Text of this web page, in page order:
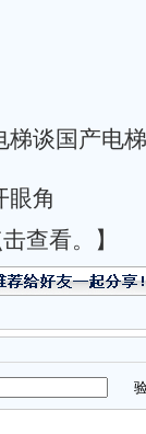
谈国产电
眼角
查看。】
验